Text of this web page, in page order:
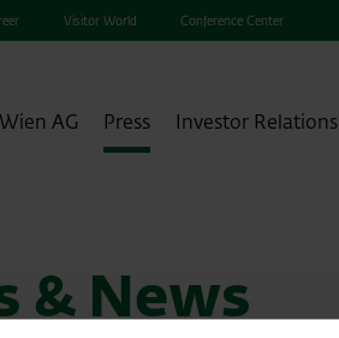
Visitor World Conference Center
AG Press Investor Relations
& News